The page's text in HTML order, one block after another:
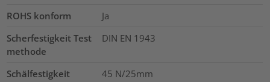
ROHS konform
Ja
Scherfestigkeit Test
methode
DIN EN 1943
Schälfestigkeit
45 N/25mm